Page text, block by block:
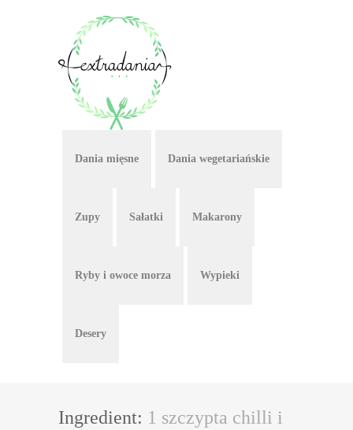
Dania mięsne Dania wegetariańskie
Zupy Sałatki Makarony
Ryby i owoce morza Wypieki
Desery
Ingredient: 1 szczypta chilli i